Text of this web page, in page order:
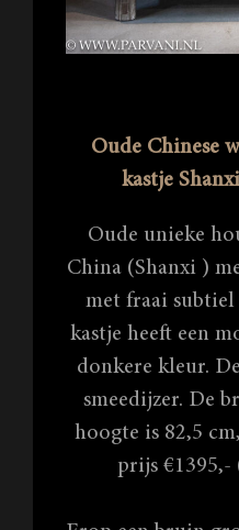
Oude Chinese
kastje
Oude unieke
China (Shanxi )
met fraai
kastje heeft een
donkere kleur.
smeedijzer. De
hoogte is 82,5
prijs